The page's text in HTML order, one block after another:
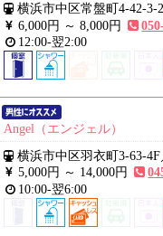
横浜市中区常盤町4-42-3-
6,000円 ～8,000円
12:00-翌2:00
Angel（エンジェル）
横浜市中区羽衣町3-63-4F
5,000円 ～ 14,000円
10:00-翌6:00